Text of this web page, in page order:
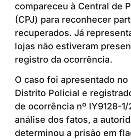
compareceu à Central de
(CPJ) para reconhecer
recuperados. Já
lojas não estiveram
registro da ocorrência.
O caso foi apresentado no
Distrito Policial e
de ocorrência nº IY9128-
análise dos fatos, a
determinou a prisão em